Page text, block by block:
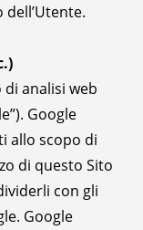
di analisi web
Google
allo scopo di
di questo Sito
con gli
Google